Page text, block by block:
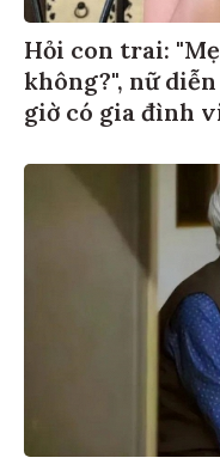
Hỏi con trai:
không?", nữ
giờ có gia đình